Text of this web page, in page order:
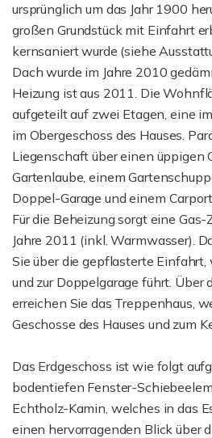
ursprünglich um das Jahr 1900
großen Grundstück mit Einfahrt
kernsaniert wurde (siehe
Dach wurde im Jahre 2010
Heizung ist aus 2011. Die
aufgeteilt auf zwei Etagen, eine
im Obergeschoss des Hauses.
Liegenschaft über einen üppigen
Gartenlaube, einem
Doppel-Garage und einem
Für die Beheizung sorgt eine
Jahre 2011 (inkl. Warmwasser).
Sie über die gepflasterte Einfahrt,
und zur Doppelgarage führt. Über
erreichen Sie das Treppenhaus,
Geschosse des Hauses und zum
Das Erdgeschoss ist wie folgt
bodentiefen Fenster-
Echtholz-Kamin, welches in das
einen hervorragenden Blick über